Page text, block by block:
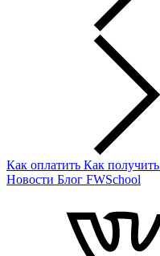
Как оплатить Как получить
Новости Блог FWSchool